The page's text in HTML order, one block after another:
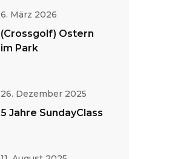
6. März 2026
(Crossgolf) Ostern
im Park
26. Dezember 2025
5 Jahre SundayClass